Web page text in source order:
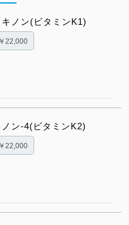
ノン(ビタミンK1)
22,000
ン-4(ビタミンK2)
22,000